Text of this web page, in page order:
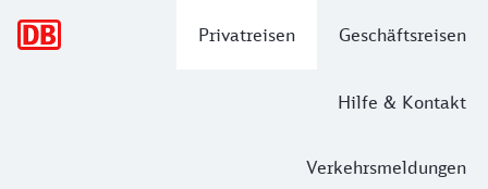
Privatreisen Geschäftsreisen
Hilfe & Kontakt
Verkehrsmeldungen